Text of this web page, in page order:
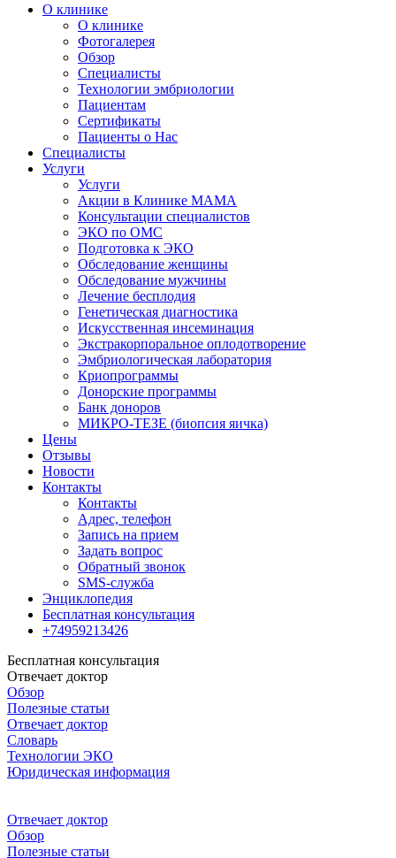
О клинике
О клинике
Фотогалерея
Обзор
Специалисты
Технологии эмбриологии
Пациентам
Сертификаты
Пациенты о Нас
Специалисты
Услуги
Услуги
Акции в Клинике МАМА
Консультации специалистов
ЭКО по ОМС
Подготовка к ЭКО
Обследование женщины
Обследование мужчины
Лечение бесплодия
Генетическая диагностика
Искусственная инсеминация
Экстракорпоральное оплодотворение
Эмбриологическая лаборатория
Криопрограммы
Донорские программы
Банк доноров
МИКРО-ТЕЗЕ (биопсия яичка)
Цены
Отзывы
Новости
Контакты
Контакты
Адрес, телефон
Запись на прием
Задать вопрос
Обратный звонок
SMS-служба
Энциклопедия
Бесплатная консультация
+74959213426
Бесплатная консультация
Отвечает доктор
Обзор
Полезные статьи
Отвечает доктор
Словарь
Технологии ЭКО
Юридическая информация
Отвечает доктор
Обзор
Полезные статьи